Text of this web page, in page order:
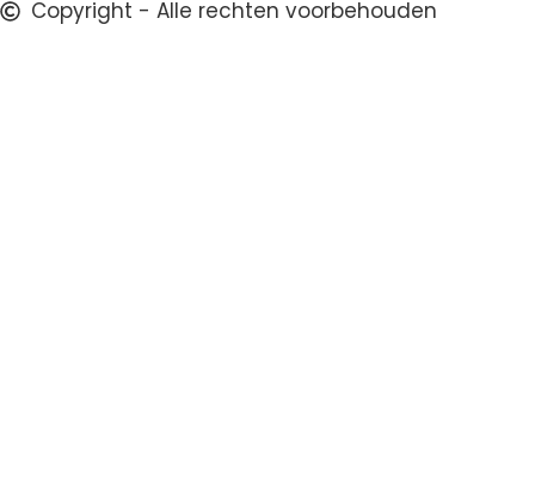
Copyright - Alle rechten voorbehouden